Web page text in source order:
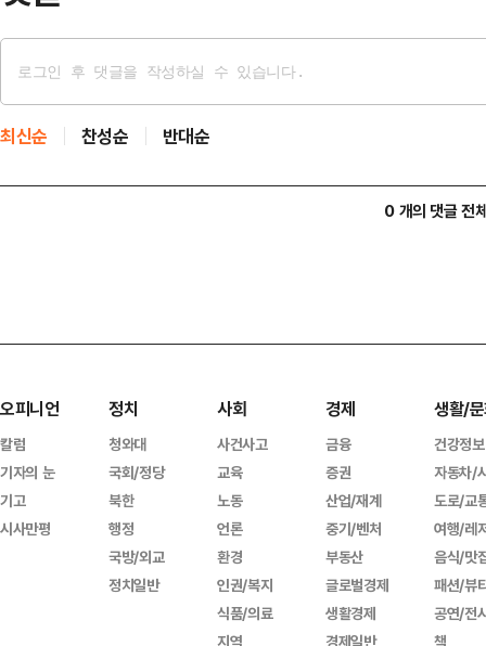
최신순 찬성순 반대순
0 개의 댓글 전
오피니언
칼럼
기자의 눈
기고
시사만평
정치
청와대
국회/정당
북한
행정
국방/외교
정치일반
사회
사건사고
교육
노동
언론
환경
인권/복지
식품/의료
지역
경제
금융
증권
산업/재계
중기/벤처
부동산
글로벌경제
생활경제
경제일반
생활/
건강정보
자동차/
도로/교
여행/레
음식/맛
패션/뷰
공연/전
책